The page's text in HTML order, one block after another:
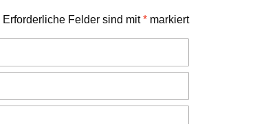
Erforderliche Felder sind mit* markiert